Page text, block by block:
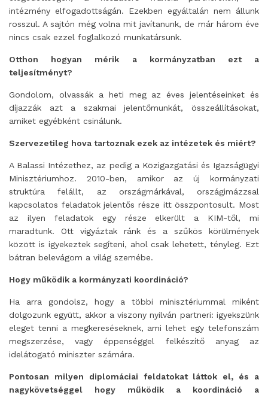
intézmény elfogadottságán. Ezekben egyáltalán nem állunk
rosszul. A sajtón még volna mit javítanunk, de már három éve
nincs csak ezzel foglalkozó munkatársunk.
Otthon hogyan mérik a kormányzatban ezt a
teljesítményt?
Gondolom, olvassák a heti meg az éves jelentéseinket és
díjazzák azt a szakmai jelentőmunkát, összeállításokat,
amiket egyébként csinálunk.
Szervezetileg hova tartoznak ezek az intézetek és miért?
A Balassi Intézethez, az pedig a Közigazgatási és Igazságügyi
Minisztériumhoz. 2010-ben, amikor az új kormányzati
struktúra felállt, az országmárkával, országimázzsal
kapcsolatos feladatok jelentős része itt összpontosult. Most
az ilyen feladatok egy része elkerült a KIM-től, mi
maradtunk. Ott vigyáztak ránk és a szűkös körülmények
között is igyekeztek segíteni, ahol csak lehetett, tényleg. Ezt
bátran belevágom a világ szemébe.
Hogy működik a kormányzati koordináció?
Ha arra gondolsz, hogy a többi minisztériummal miként
dolgozunk együtt, akkor a viszony nyilván partneri: igyekszünk
eleget tenni a megkereséseknek, ami lehet egy telefonszám
megszerzése, vagy éppenséggel felkészítő anyag az
idelátogató miniszter számára.
Pontosan milyen diplomáciai feldatokat láttok el, és a
nagykövetséggel hogy működik a koordináció a